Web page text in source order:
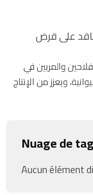
على قرض
والمربين في
ويعزز من الإنتاج
Nuage de
Aucun élément